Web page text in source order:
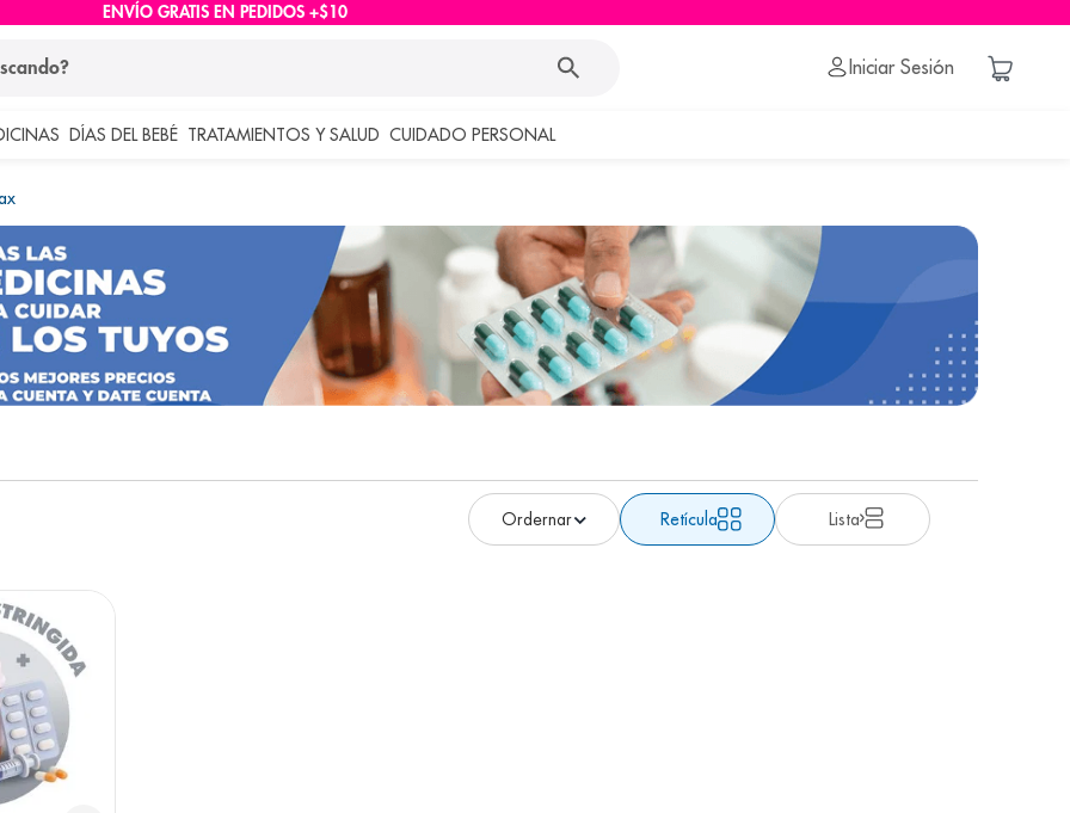
ENVÍO GRATIS EN PEDIDOS +$10
Iniciar Sesión
DÍAS DEL BEBÉ TRATAMIENTOS Y SALUD CUIDADO PERSONAL
Retícula Lista
buscados